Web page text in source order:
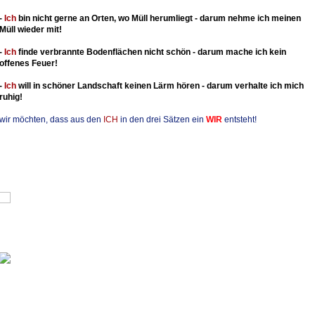
- Ich bin nicht gerne an Orten, wo Müll herumliegt - darum nehme ich meinen
Müll wieder mit!
- Ich finde verbrannte Bodenflächen nicht schön - darum mache ich kein
offenes Feuer!
- Ich will in schöner Landschaft keinen Lärm hören - darum verhalte ich mich
ruhig!
wir möchten, dass aus den ICH in den drei Sätzen ein WIR entsteht!